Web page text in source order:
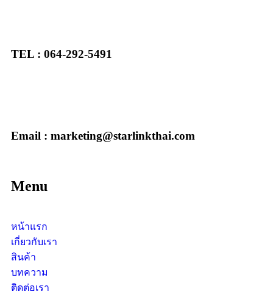
TEL : 064-292-5491
Email : marketing@starlinkthai.com
Menu
หน้าแรก
เกี่ยวกับเรา
สินค้า
บทความ
ติดต่อเรา